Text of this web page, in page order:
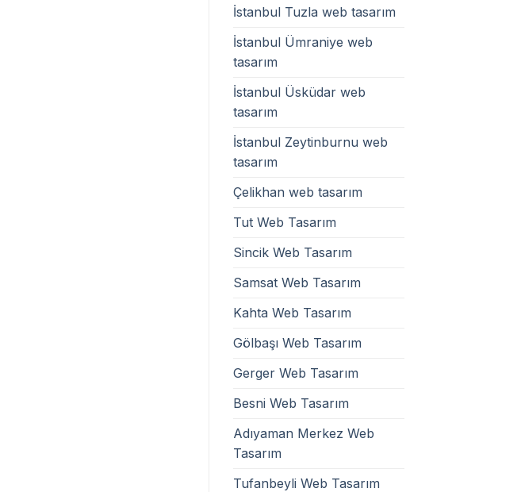
İstanbul Tuzla web tasarım
İstanbul Ümraniye web
tasarım
İstanbul Üsküdar web
tasarım
İstanbul Zeytinburnu web
tasarım
Çelikhan web tasarım
Tut Web Tasarım
Sincik Web Tasarım
Samsat Web Tasarım
Kahta Web Tasarım
Gölbaşı Web Tasarım
Gerger Web Tasarım
Besni Web Tasarım
Adıyaman Merkez Web
Tasarım
Tufanbeyli Web Tasarım